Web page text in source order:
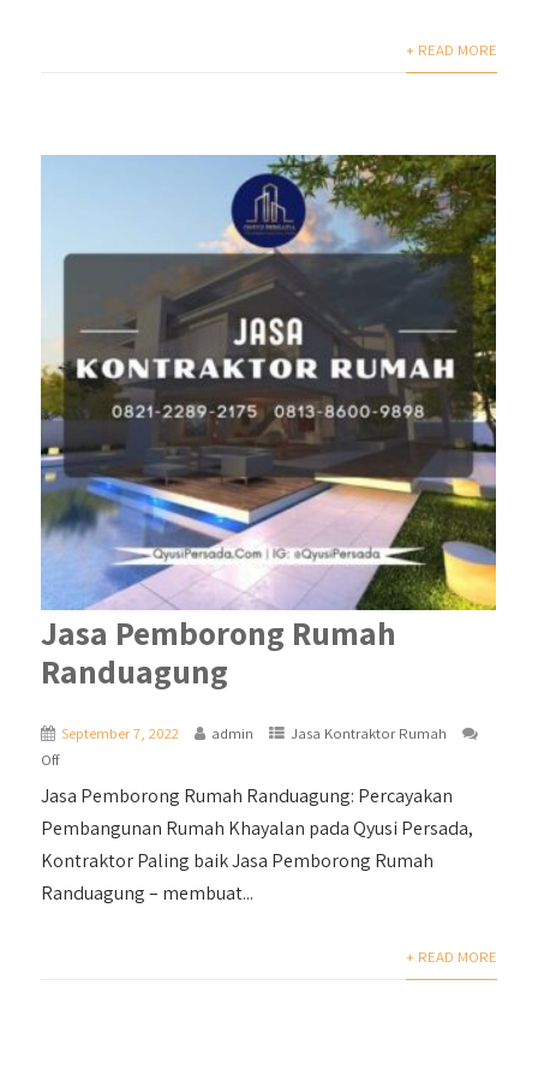
+ READ MORE
Jasa Pemborong Rumah
Randuagung
September 7, 2022 admin
Jasa Kontraktor Rumah
Off
Jasa Pemborong Rumah Randuagung: Percayakan
Pembangunan Rumah Khayalan pada Qyusi Persada,
Kontraktor Paling baik Jasa Pemborong Rumah
Randuagung – membuat...
+ READ MORE